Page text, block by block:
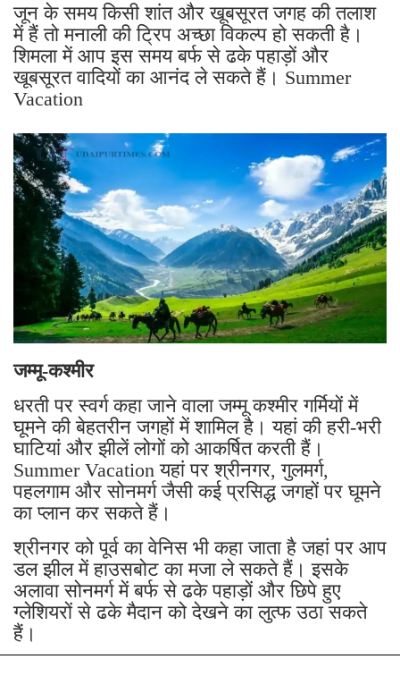
जून के समय किसी शांत और खूबसूरत जगह की तलाश
में हैं तो मनाली की ट्रिप अच्छा विकल्प हो सकती है।
शिमला में आप इस समय बर्फ से ढके पहाड़ों और
खूबसूरत वादियों का आनंद ले सकते हैं। Summer
Vacation
जम्मू-कश्मीर
धरती पर स्वर्ग कहा जाने वाला जम्मू कश्मीर गर्मियों में
घूमने की बेहतरीन जगहों में शामिल है। यहां की हरी-भरी
घाटियां और झीलें लोगों को आकर्षित करती हैं।
Summer Vacation यहां पर श्रीनगर, गुलमर्ग,
पहलगाम और सोनमर्ग जैसी कई प्रसिद्ध जगहों पर घूमने
का प्लान कर सकते हैं।
श्रीनगर को पूर्व का वेनिस भी कहा जाता है जहां पर आप
डल झील में हाउसबोट का मजा ले सकते हैं। इसके
अलावा सोनमर्ग में बर्फ से ढके पहाड़ों और छिपे हुए
ग्लेशियरों से ढके मैदान को देखने का लुत्फ उठा सकते
हैं।